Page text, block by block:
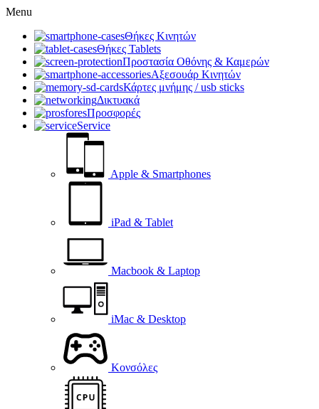
Menu
Θήκες Κινητών
Θήκες Tablets
Προστασία Οθόνης & Καμερών
Αξεσουάρ Κινητών
Κάρτες μνήμης / usb sticks
Δικτυακά
Προσφορές
Service
Apple & Smartphones
iPad & Tablet
Macbook & Laptop
iMac & Desktop
Κονσόλες